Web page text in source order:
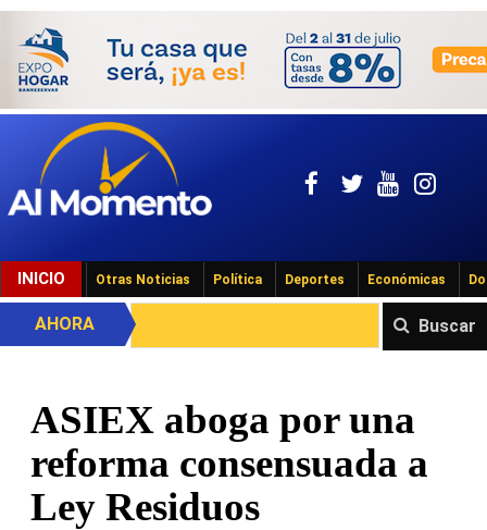
INICIO Otras Noticias Política Deportes Económicas
Buscar
AHORA
ASIEX aboga por una
reforma consensuada a
Ley Residuos